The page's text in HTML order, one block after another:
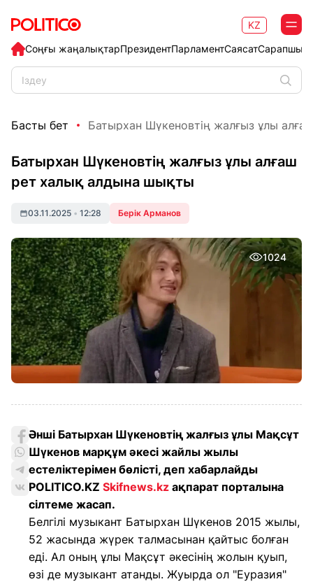
Соңғы жаңалықтарПрезидентПарламентСаясат
KZ
Басты бет Батырхан Шүкеновтің жалғыз ұлы
Батырхан Шүкеновтің жалғыз ұлы алғаш
рет халық алдына шықты
03.11.2025 • 12:28 Берік Арманов
1024
Әнші Батырхан Шүкеновтің жалғыз ұлы Мақсұт
Шүкенов марқұм әкесі жайлы жылы
естеліктерімен бөлісті, деп хабарлайды
POLITICO.KZ Skifnews.kz ақпарат порталына
сілтеме жасап.
Белгілі музыкант Батырхан Шүкенов 2015 жылы,
52 жасында жүрек талмасынан қайтыс болған
еді. Ал оның ұлы Мақсұт әкесінің жолын қуып,
өзі де музыкант атанды. Жуырда ол "Еуразия"